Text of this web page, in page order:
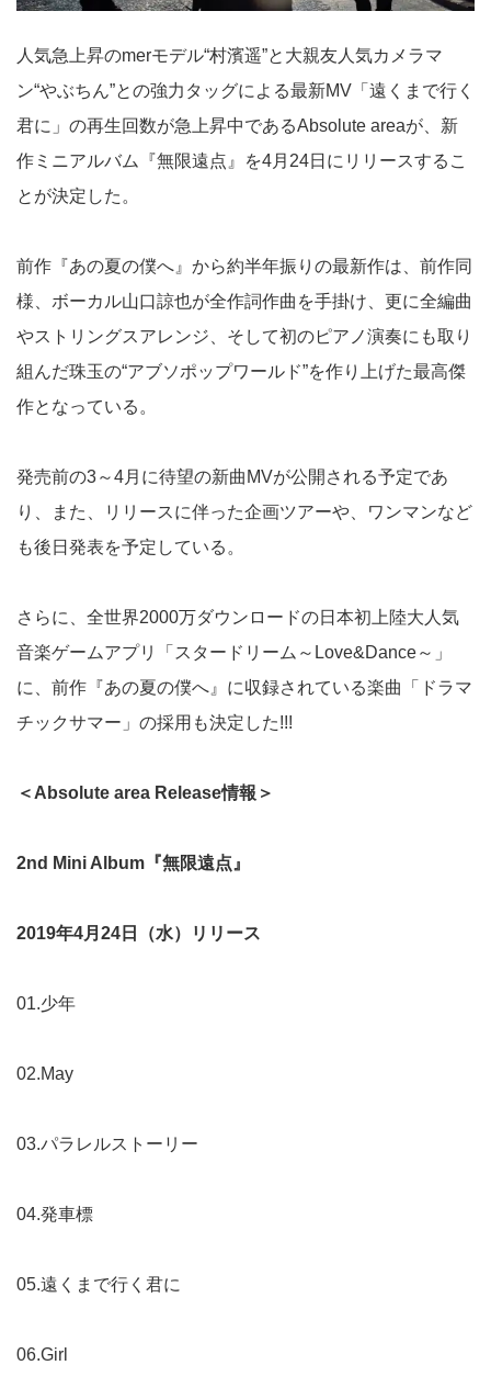
人気急上昇のmerモデル“村濱遥”と大親友人気カメラマ
ン“やぶちん”との強力タッグによる最新MV「遠くまで行く
君に」の再生回数が急上昇中であるAbsolute areaが、新
作ミニアルバム『無限遠点』を4月24日にリリースするこ
とが決定した。
前作『あの夏の僕へ』から約半年振りの最新作は、前作同
様、ボーカル山口諒也が全作詞作曲を手掛け、更に全編曲
やストリングスアレンジ、そして初のピアノ演奏にも取り
組んだ珠玉の“アブソポップワールド”を作り上げた最高傑
作となっている。
発売前の3～4月に待望の新曲MVが公開される予定であ
り、また、リリースに伴った企画ツアーや、ワンマンなど
も後日発表を予定している。
さらに、全世界2000万ダウンロードの日本初上陸大人気
音楽ゲームアプリ「スタードリーム～Love&Dance～」
に、前作『あの夏の僕へ』に収録されている楽曲「ドラマ
チックサマー」の採用も決定した!!!
＜Absolute area Release情報＞
2nd Mini Album 『無限遠点』
2019年4月24日（水）リリース
01.少年
02.May
03.パラレルストーリー
04.発車標
05.遠くまで行く君に
06.Girl